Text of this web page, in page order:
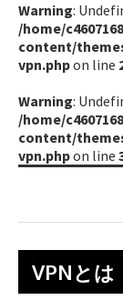
Warning:
/home/
content/
vpn.phpon line
Warning:
/home/
content/
vpn.phpon line
VPNとは